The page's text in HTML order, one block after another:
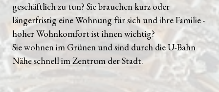
geschäftlich zu tun? Sie brauchen kurz oder
längerfristig eine Wohnung für sich und ihre Familie -
hoher Wohnkomfort ist ihnen wichtig?
Sie wohnen im Grünen und sind durch die U-Bahn
Nähe schnell im Zentrum der Stadt.